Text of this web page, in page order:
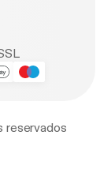
reservados